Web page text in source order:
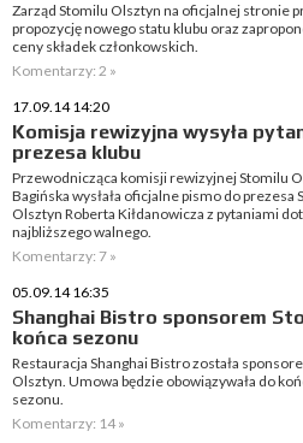
Zarząd Stomilu Olsztyn na oficjalnej stronie
propozycję nowego statu klubu oraz
ceny składek członkowskich.
Komentarzy: 2 »
17.09.14 14:20
Komisja rewizyjna wysyła
prezesa klubu
Przewodnicząca komisji rewizyjnej Stomilu
Bagińska wysłała oficjalne pismo do prezesa
Olsztyn Roberta Kiłdanowicza z pytaniami
najbliższego walnego.
Komentarzy: 7 »
05.09.14 16:35
Shanghai Bistro sponsorem
końca sezonu
Restauracja Shanghai Bistro została
Olsztyn. Umowa będzie obowiązywała do
sezonu.
Komentarzy: 14 »